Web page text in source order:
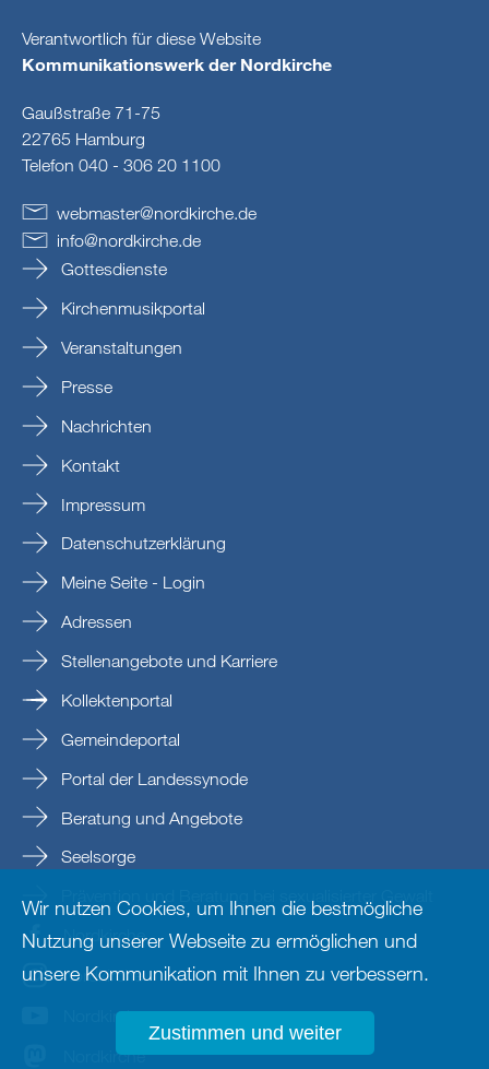
Verantwortlich für diese Website
Kommunikationswerk der Nordkirche
Gaußstraße 71-75
22765 Hamburg
Telefon 040 - 306 20 1100
webmaster@nordkirche de
info@nordkirche.de
Gottesdienste
Kirchenmusikportal
Veranstaltungen
Presse
Nachrichten
Kontakt
Impressum
Datenschutzerklärung
Meine Seite - Login
Adressen
Stellenangebote und Karriere
Kollektenportal
Gemeindeportal
Portal der Landessynode
Beratung und Angebote
Seelsorge
Nordkirche
nordkirche
Nordkirche
Nordkirche
Wir nutzen Cookies, um Ihnen die bestmögliche
Nutzung unserer Webseite zu ermöglichen und
unsere Kommunikation mit Ihnen zu verbessern.
Zustimmen und weiter